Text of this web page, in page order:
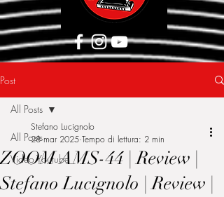
Post
All Posts
Video Youtube
All Posts
ZOOM AMS-44 | Review |
Stefano Lucignolo | Review |
Stefano Lucignolo
28 mar 2025 Tempo di lettura: 2 min